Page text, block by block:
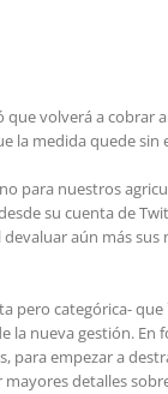
volverá a cobrar
la medida quede sin
para nuestros
su cuenta de
aún más
pero categórica-
nueva gestión. En
empezar a
detalles